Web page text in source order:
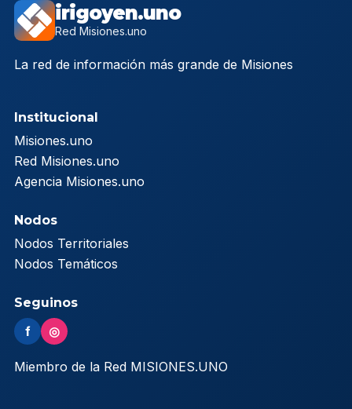
irigoyen.uno
Red Misiones.uno
La red de información más grande de Misiones
Institucional
Misiones.uno
Red Misiones.uno
Agencia Misiones.uno
Nodos
Nodos Territoriales
Nodos Temáticos
Seguinos
f ◎
Miembro de la Red MISIONES.UNO